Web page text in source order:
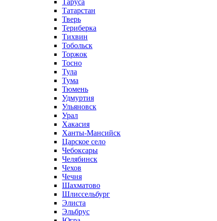
Таруса
Татарстан
Тверь
Териберка
Тихвин
Тобольск
Торжок
Тосно
Тула
Тума
Тюмень
Удмуртия
Ульяновск
Урал
Хакасия
Ханты-Мансийск
Царское село
Чебоксары
Челябинск
Чехов
Чечня
Шахматово
Шлиссельбург
Элиста
Эльбрус